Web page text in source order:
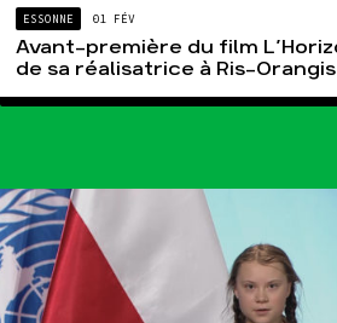
ESSONNE 01 FÉV
Avant-première du film
de sa réalisatrice à Ris-Orangis